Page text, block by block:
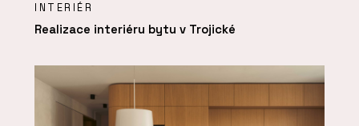
INTERIÉR
Realizace interiéru bytu v Trojické